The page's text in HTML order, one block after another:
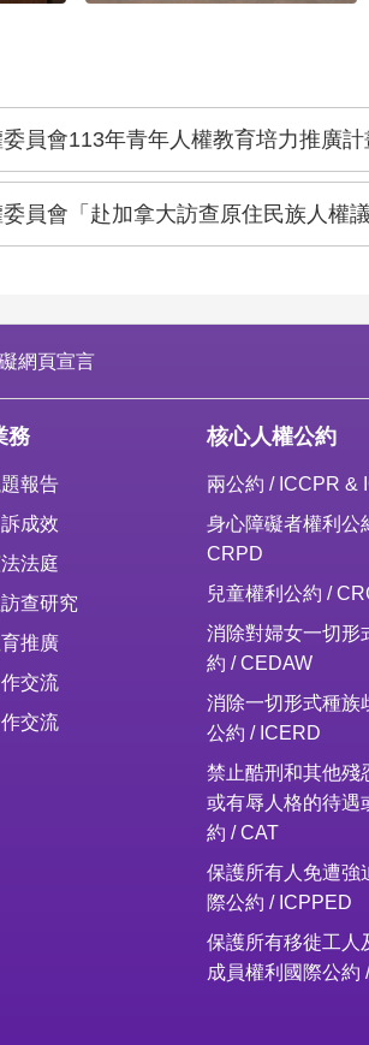
員會113年青年人權教育培力推廣
員會「赴加拿大訪查原住民族人權
網頁宣言
務
報告
成效
法庭
查研究
推廣
交流
交流
核心人權公約
兩公約 / ICCPR &
身心障礙者權利公
CRPD
兒童權利公約 /
消除對婦女一切形
約 / CEDAW
消除一切形式種族
公約 / ICERD
禁止酷刑和其他殘
或有辱人格的待遇
約 / CAT
保護所有人免遭強
際公約 / ICPPED
保護所有移徙工人
成員權利國際公約